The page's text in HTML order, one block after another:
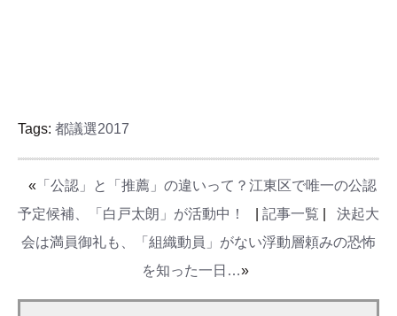
Tags: 都議選2017
« 「公認」と「推薦」の違いって？江東区で唯一の公認
予定候補、「白戸太朗」が活動中！
記事一覧
決起大
会は満員御礼も、「組織動員」がない浮動層頼みの恐怖
を知った一日…»